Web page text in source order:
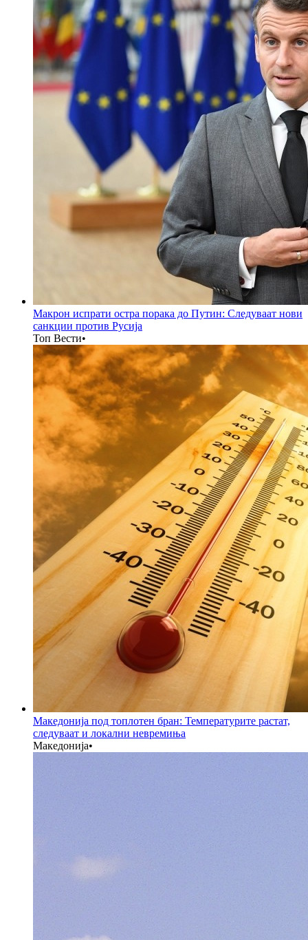
Макрон испрати остра порака до Путин: Следуваат нови
санкции против Русија
Топ Вести•
Македонија под топлотен бран: Температурите растат,
следуваат и локални невремиња
Македонија•